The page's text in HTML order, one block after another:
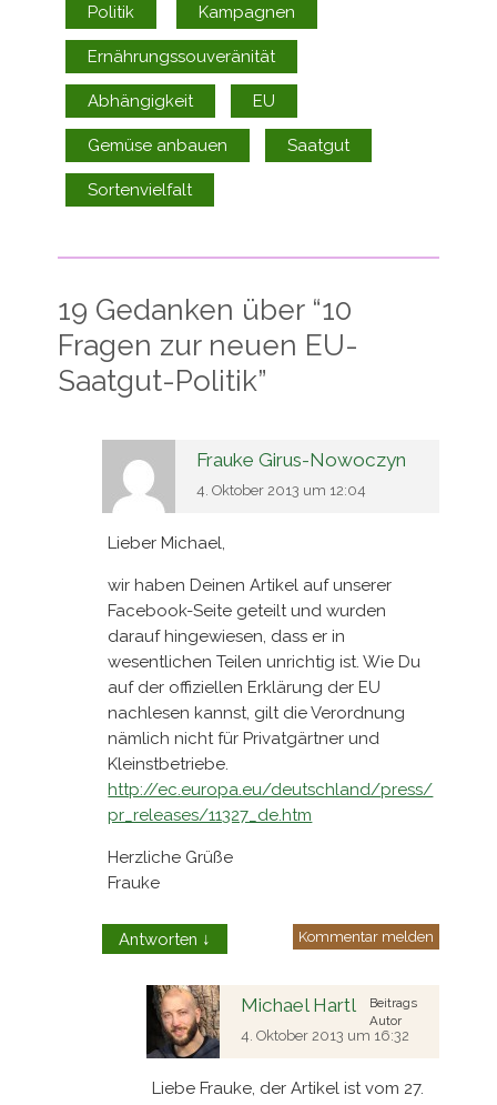
Politik Kampagnen
Ernährungssouveränität
Abhängigkeit EU
Gemüse anbauen Saatgut
Sortenvielfalt
19 Gedanken über “10
Fragen zur neuen EU-
Saatgut-Politik”
Frauke Girus-Nowoczyn
4. Oktober 2013 um 12:04
Lieber Michael,
wir haben Deinen Artikel auf unserer
Facebook-Seite geteilt und wurden
darauf hingewiesen, dass er in
wesentlichen Teilen unrichtig ist. Wie Du
auf der offiziellen Erklärung der EU
nachlesen kannst, gilt die Verordnung
nämlich nicht für Privatgärtner und
Kleinstbetriebe.
http://ec.europa.eu/deutschland/press/
pr_releases/11327_de.htm
Herzliche Grüße
Frauke
Antworten ↓ Kommentar melden
Michael Hartl
Beitrags
Autor
4. Oktober 2013 um 16:32
Liebe Frauke, der Artikel ist vom 27.